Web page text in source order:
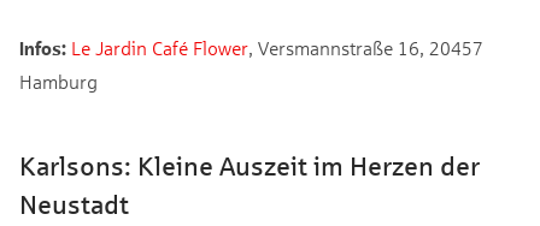
Infos: Le Jardin Café Flower, Versmannstraße 16, 20457
Hamburg
Karlsons: Kleine Auszeit im Herzen der
Neustadt